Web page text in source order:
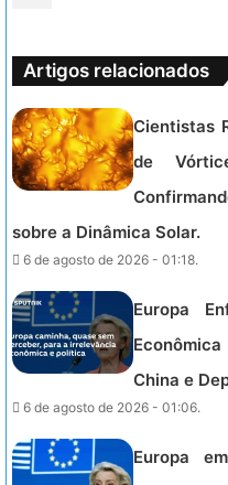
Artigos relacionados
Cientistas
de
sobre a Dinâmica Solar.
6 de agosto de 2026 - 01:18.
Europa
China e
6 de agosto de 2026 - 01:06.
Europa